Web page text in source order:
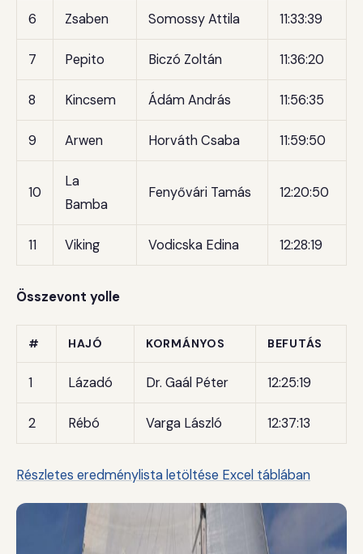
6 Zsaben Somossy Attila 11:33:39
7 Pepito Biczó Zoltán 11:36:20
8 Kincsem Ádám András 11:56:35
9 Arwen Horváth Csaba 11:59:50
10
La
Bamba
Fenyővári Tamás 12:20:50
11 Viking Vodicska Edina 12:28:19
Összevont yolle
# HAJÓ KORMÁNYOS BEFUTÁS
1 Lázadó Dr. Gaál Péter 12:25:19
2 Rébó Varga László 12:37:13
Részletes eredménylista letöltése Excel táblában